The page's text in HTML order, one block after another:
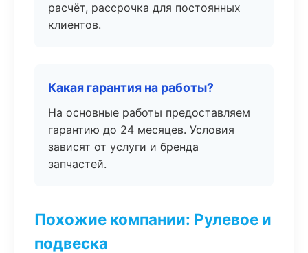
расчёт, рассрочка для постоянных
клиентов.
Какая гарантия на работы?
На основные работы предоставляем
гарантию до 24 месяцев. Условия
зависят от услуги и бренда
запчастей.
Похожие компании: Рулевое и
подвеска